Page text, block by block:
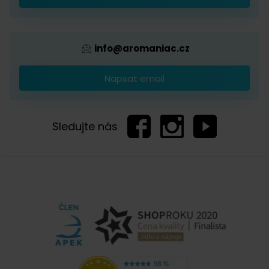
Provizní systém
info@aromaniac.cz
Napsat email
Sledujte nás